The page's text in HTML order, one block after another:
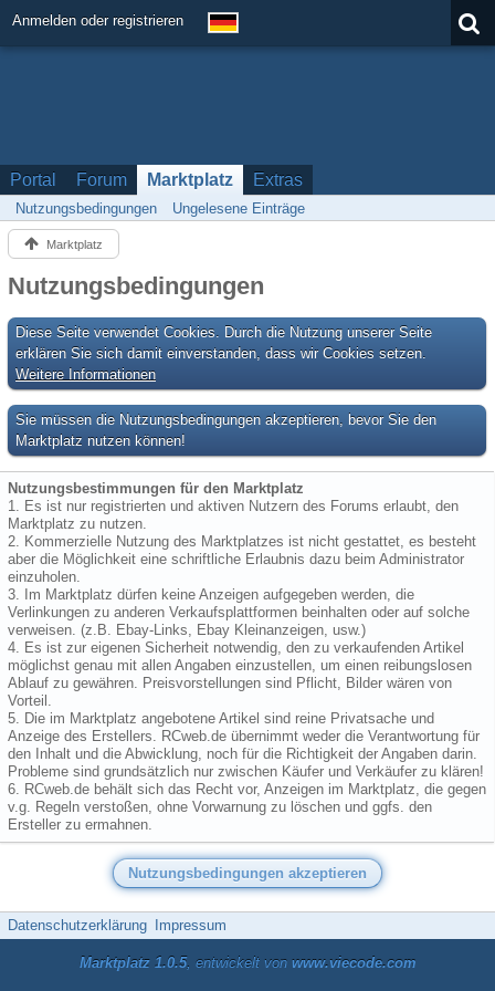
Anmelden oder registrieren
Portal Forum Marktplatz Extras
Nutzungsbedingungen Ungelesene Einträge
Marktplatz
Nutzungsbedingungen
Diese Seite verwendet Cookies. Durch die Nutzung unserer Seite
erklären Sie sich damit einverstanden, dass wir Cookies setzen.
Weitere Informationen
Sie müssen die Nutzungsbedingungen akzeptieren, bevor Sie den
Marktplatz nutzen können!
Nutzungsbestimmungen für den Marktplatz
1. Es ist nur registrierten und aktiven Nutzern des Forums erlaubt, den
Marktplatz zu nutzen.
2. Kommerzielle Nutzung des Marktplatzes ist nicht gestattet, es besteht
aber die Möglichkeit eine schriftliche Erlaubnis dazu beim Administrator
einzuholen.
3. Im Marktplatz dürfen keine Anzeigen aufgegeben werden, die
Verlinkungen zu anderen Verkaufsplattformen beinhalten oder auf solche
verweisen. (z.B. Ebay-Links, Ebay Kleinanzeigen, usw.)
4. Es ist zur eigenen Sicherheit notwendig, den zu verkaufenden Artikel
möglichst genau mit allen Angaben einzustellen, um einen reibungslosen
Ablauf zu gewähren. Preisvorstellungen sind Pflicht, Bilder wären von
Vorteil.
5. Die im Marktplatz angebotene Artikel sind reine Privatsache und
Anzeige des Erstellers. RCweb.de übernimmt weder die Verantwortung für
den Inhalt und die Abwicklung, noch für die Richtigkeit der Angaben darin.
Probleme sind grundsätzlich nur zwischen Käufer und Verkäufer zu klären!
6. RCweb.de behält sich das Recht vor, Anzeigen im Marktplatz, die gegen
v.g. Regeln verstoßen, ohne Vorwarnung zu löschen und ggfs. den
Ersteller zu ermahnen.
Datenschutzerklärung Impressum
Marktplatz 1.0.5, entwickelt von www.viecode.com